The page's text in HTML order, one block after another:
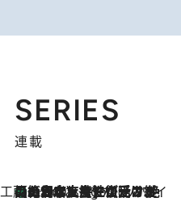
SERIES
連載
工藤まやのおもてなしハワイ
9 Hours Ago
【ハワイ土産】ローカルの絶大な支持で復活！ 絶品の幻クッキー《元ファンの日本人女性が受け継いだ名店》